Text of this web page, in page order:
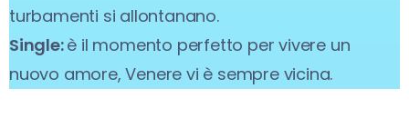
turbamenti si allontanano.
Single:è il momento perfetto per vivere un
nuovo amore, Venere vi è sempre vicina.